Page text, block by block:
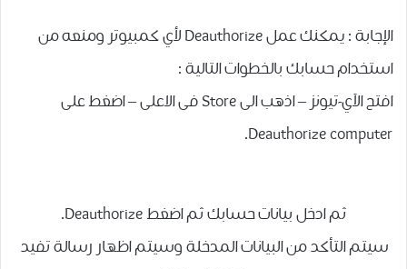
الإجابة : يمكنك عمل Deauthorize لأي كمبيوتر ومنعه من
استخدام حسابك بالخطوات التالية :
افتح الآي-تيونز – اذهب الى Store فى الاعلى – اضغط على
Deauthorize computer.
ثم ادخل بيانات حسابك ثم اضغط Deauthorize.
سيتم التأكد من البيانات المدخلة وسيتم اظهار رسالة تفيد